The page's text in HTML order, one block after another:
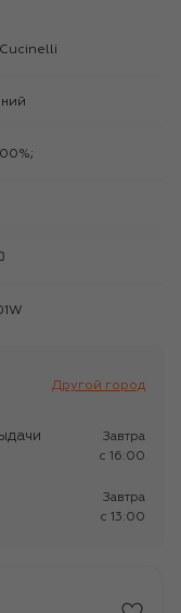
Cucinelli
Другой город
Завтра
c 16:00
Завтра
c 13:00